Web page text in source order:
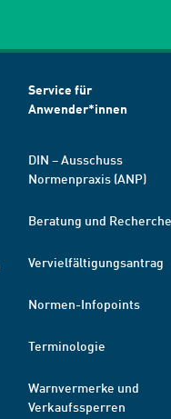
Service für
Anwender*innen
DIN – Ausschuss
Normenpraxis (ANP)
Beratung und Recherche
Vervielfältigungsantrag
Normen-Infopoints
Terminologie
Warnvermerke und
Verkaufssperren